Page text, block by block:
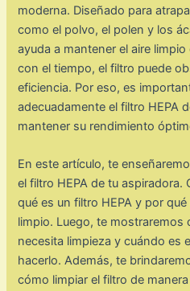
moderna. Diseñado para
como el polvo, el polen y los
ayuda a mantener el aire
con el tiempo, el filtro puede
eficiencia. Por eso, es
adecuadamente el filtro HEPA
mantener su rendimiento
En este artículo, te
el filtro HEPA de tu
qué es un filtro HEPA y por
limpio. Luego, te mostraremos
necesita limpieza y cuándo es
hacerlo. Además, te
cómo limpiar el filtro de